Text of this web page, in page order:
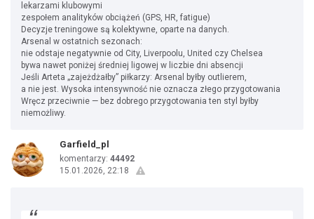
lekarzami klubowymi
zespołem analityków obciążeń (GPS, HR, fatigue)
Decyzje treningowe są kolektywne, oparte na danych.
Arsenal w ostatnich sezonach:
nie odstaje negatywnie od City, Liverpoolu, United czy Chelsea
bywa nawet poniżej średniej ligowej w liczbie dni absencji
Jeśli Arteta „zajeżdżałby” piłkarzy: Arsenal byłby outlierem,
a nie jest. Wysoka intensywność nie oznacza złego przygotowania
Wręcz przeciwnie — bez dobrego przygotowania ten styl byłby
niemożliwy.
Garfield_pl
komentarzy: 44492
15.01.2026, 22:18